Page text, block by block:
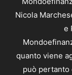
Nicola
e
quanto viene
può pertanto